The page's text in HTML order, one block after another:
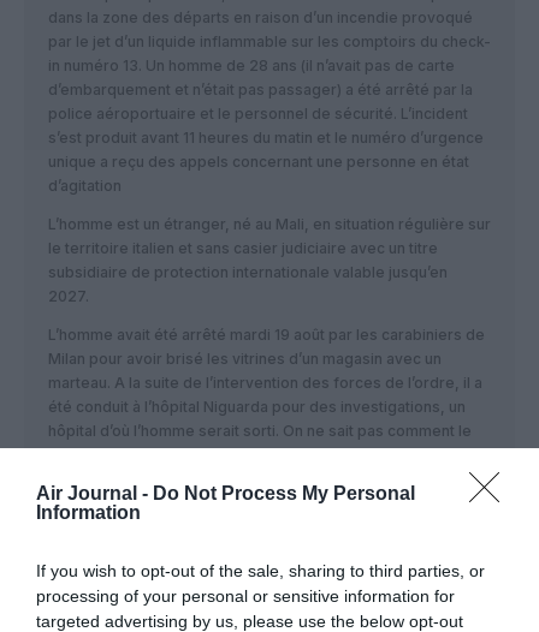
Air Journal - Do Not Process My Personal
Information
If you wish to opt-out of the sale, sharing to third parties, or
processing of your personal or sensitive information for
targeted advertising by us, please use the below opt-out
dans la zone des départs en raison d’un incendie provoqué
par le jet d’un liquide inflammable sur les comptoirs du check-
in numéro 13. Un homme de 28 ans (il n’avait pas de carte
d’embarquement et n’était pas passager) a été arrêté par la
police aéroportuaire et le personnel de sécurité. L’incident
s’est produit avant 11 heures du matin et le numéro d’urgence
unique a reçu des appels concernant une personne en état
d’agitation
L’homme est un étranger, né au Mali, en situation régulière sur
le territoire italien et sans casier judiciaire avec un titre
subsidiaire de protection internationale valable jusqu’en
2027.
L’homme avait été arrêté mardi 19 août par les carabiniers de
Milan pour avoir brisé les vitrines d’un magasin avec un
marteau. A la suite de l’intervention des forces de l’ordre, il a
été conduit à l’hôpital Niguarda pour des investigations, un
hôpital d’où l’homme serait sorti. On ne sait pas comment le
Malpensa, puis est entré dans le terminal 1, où il a mis le feu
et s’est également servi d’un marteau pour détériorer le
RÉPONDRE